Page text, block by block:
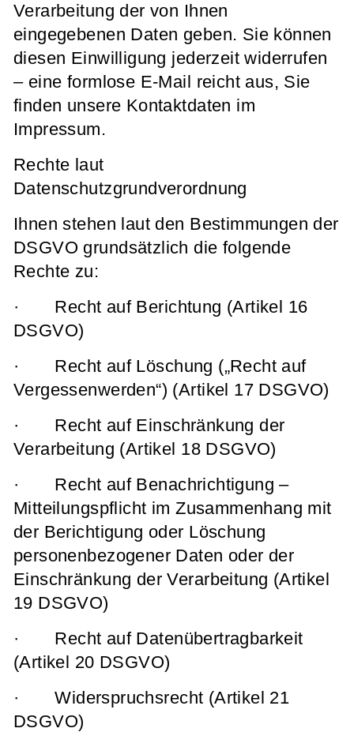
Verarbeitung der von Ihnen
eingegebenen Daten geben. Sie können
diesen Einwilligung jederzeit widerrufen
– eine formlose E-Mail reicht aus, Sie
finden unsere Kontaktdaten im
Impressum.
Rechte laut
Datenschutzgrundverordnung
Ihnen stehen laut den Bestimmungen der
DSGVO grundsätzlich die folgende
Rechte zu:
· Recht auf Berichtung (Artikel 16
DSGVO)
· Recht auf Löschung („Recht auf
Vergessenwerden“) (Artikel 17 DSGVO)
· Recht auf Einschränkung der
Verarbeitung (Artikel 18 DSGVO)
· Recht auf Benachrichtigung –
Mitteilungspflicht im Zusammenhang mit
der Berichtigung oder Löschung
personenbezogener Daten oder der
Einschränkung der Verarbeitung (Artikel
19 DSGVO)
· Recht auf Datenübertragbarkeit
(Artikel 20 DSGVO)
· Widerspruchsrecht (Artikel 21
DSGVO)